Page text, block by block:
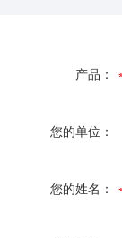
产品：
您的单位：
您的姓名：